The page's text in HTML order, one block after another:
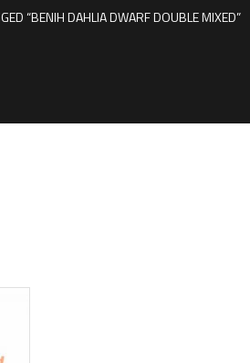
“BENIH DAHLIA DWARF DOUBLE MIXED”